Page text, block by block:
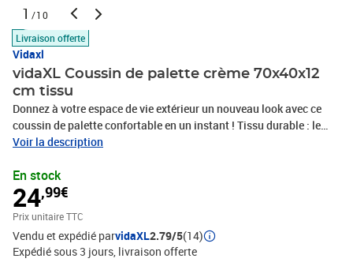
1 /10
Livraison offerte
Vidaxl
vidaXL Coussin de palette crème 70x40x12
cm tissu
Donnez à votre espace de vie extérieur un nouveau look avec ce
coussin de palette confortable en un instant ! Tissu durable : le
polyester est une matière synthétique connue pour sa résistance
l’eau, ce qui en fait le choix idéal pour les conditions humides ou
pluvieuses et est également facile à nettoyer.Rembourrage
moelleux : le coussin d’extérieur est rembourré de fibres creuses
pour un confort d’assise ultra-doux et optimal. Le coussin du
canapé retrouve sa forme d’origine après chaque utilisation.Large
application : le coussin convient non seulement à une utilisation
Voir la description
En stock
24,99€
Prix unitaire TTC
Vendu et expédié parvidaXL2.79/5(14)
Expédié sous 3 jours livraison offerte